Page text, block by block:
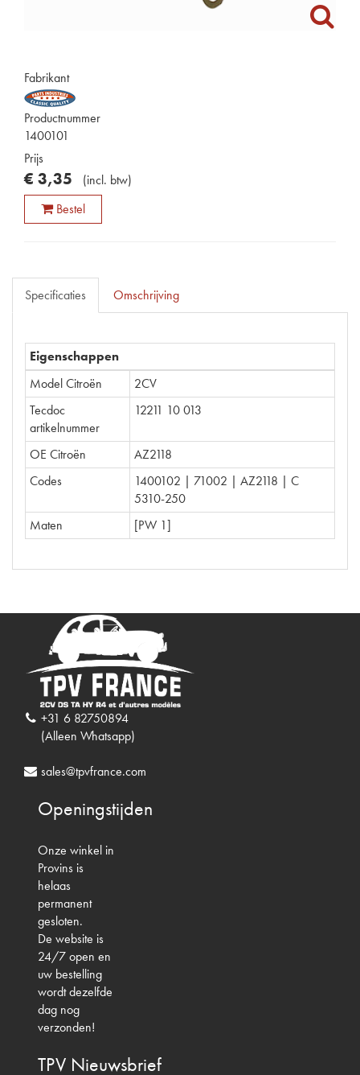
Fabrikant
Productnummer
1400101
Prijs
€ 3,35 (incl. btw)
Bestel
Specificaties Omschrijving
Eigenschappen
Model Citroën
2CV
Tecdoc
artikelnummer
12211 10 013
OE Citroën
AZ2118
Codes
1400102 | 71002 | AZ2118 | C
5310-250
Maten
[PW 1]
+31 6 82750894
(Alleen Whatsapp)
sales@tpvfrance.com
Openingstijden
Onze winkel in
Provins is
helaas
permanent
gesloten.
De website is
24/7 open en
uw bestelling
wordt dezelfde
dag nog
verzonden!
TPV Nieuwsbrief